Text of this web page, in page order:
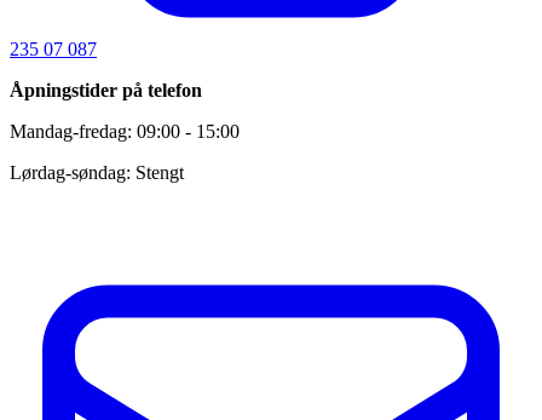
235 07 087
Åpningstider på telefon
Mandag-fredag: 09:00 - 15:00
Lørdag-søndag: Stengt